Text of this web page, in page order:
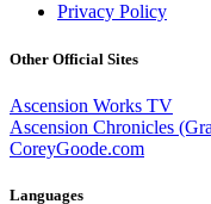
Privacy Policy
Other Official Sites
Ascension Works TV
Ascension Chronicles
CoreyGoode.com
Languages